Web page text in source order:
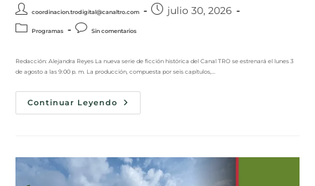
coordinacion.trodigital@canaltro.com julio 30, 2026
Programas Sin comentarios
Redacción: Alejandra Reyes La nueva serie de ficción histórica del Canal TRO se estrenará el lunes 3
de agosto a las 9:00 p. m. La producción, compuesta por seis capítulos,…
Continuar Leyendo